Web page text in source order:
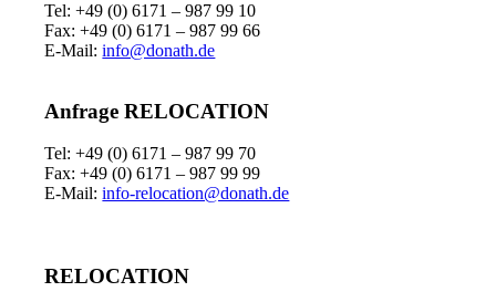
Tel: +49 (0) 6171 – 987 99 10
Fax: +49 (0) 6171 – 987 99 66
E-Mail:info@donath.de
Anfrage RELOCATION
Tel: +49 (0) 6171 – 987 99 70
Fax: +49 (0) 6171 – 987 99 99
E-Mail:info-relocation@donath.de
RELOCATION